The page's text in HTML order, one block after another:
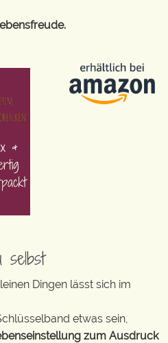
selbst
Dingen lässt sich im
etwas sein,
zum Ausdruck